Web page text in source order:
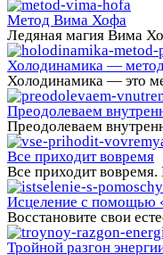
Метод Вима Хофа
Ледяная магия Вима
Холодинамика —
Холодинамика — это
Преодолеваем
Преодолеваем
Все приходит вовремя
Все приходит вовремя.
Исцеление с помощью
Восстановите свои
Тройной разгон